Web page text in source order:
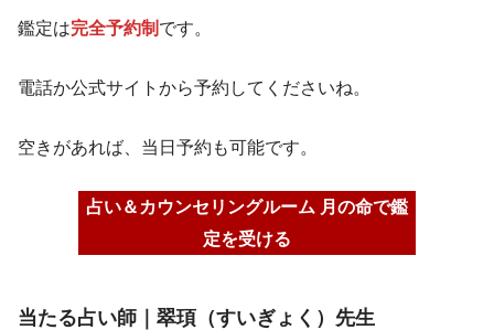
鑑定は完全予約制 です。
電話か公式サイトから予約してくださいね。
空きがあれば、当日予約も可能です。
占い＆カウンセリングルーム 月の命で鑑
定を受ける
当たる占い師｜翠頊（すいぎょく）先生